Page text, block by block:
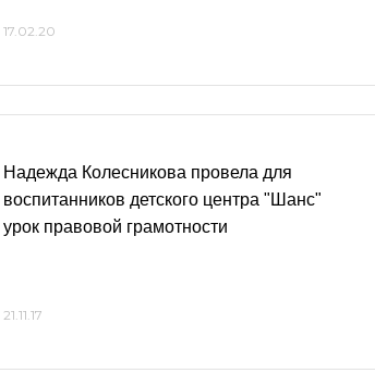
17.02.20
Надежда Колесникова провела для
воспитанников детского центра "Шанс"
урок правовой грамотности
21.11.17